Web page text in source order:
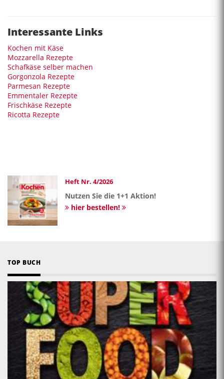
Interessante Links
Kochen mit Käse
Mozzarella Rezepte
Schafkäse selber machen
Gorgonzola Rezepte
Parmesan Rezepte
Emmentaler Rezepte
Frischkäse Rezepte
Ricotta Rezepte
Heft Nr. 4/2026
Nutzen Sie die 1+1 Aktion!
hier bestellen!
TOP BUCH